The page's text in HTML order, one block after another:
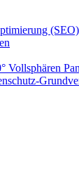
(SEO)
Vollsphären